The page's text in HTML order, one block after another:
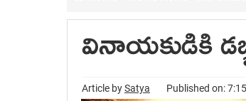
వినాయకుడికి
Article bySatya Published on: